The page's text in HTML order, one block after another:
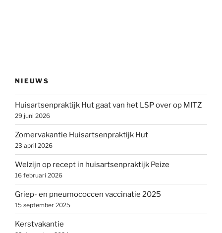
NIEUWS
Huisartsenpraktijk Hut gaat van het LSP over op MITZ
29 juni 2026
Zomervakantie Huisartsenpraktijk Hut
23 april 2026
Welzijn op recept in huisartsenpraktijk Peize
16 februari 2026
Griep- en pneumococcen vaccinatie 2025
15 september 2025
Kerstvakantie